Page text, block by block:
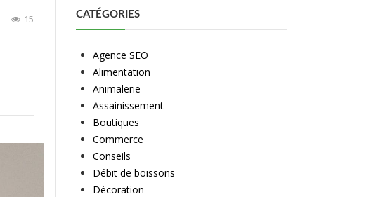
15 CATÉGORIES
Agence SEO
Alimentation
Animalerie
Assainissement
Boutiques
Commerce
Conseils
Débit de boissons
Décoration